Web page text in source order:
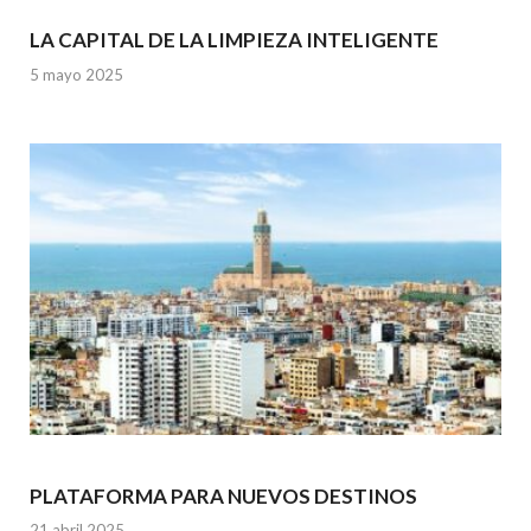
LA CAPITAL DE LA LIMPIEZA INTELIGENTE
5 mayo 2025
PLATAFORMA PARA NUEVOS DESTINOS